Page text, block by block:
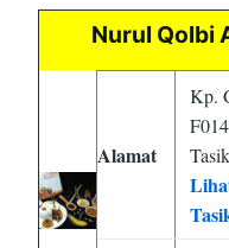
Nurul Qolbi
Alamat
Kp.